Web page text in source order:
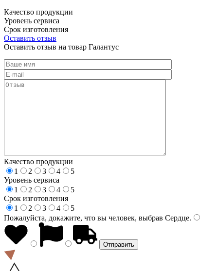
Качество продукции
Уровень сервиса
Срок изготовления
Оставить отзыв
Оставить отзыв на товар Галантус
Качество продукции
1
2 3 4
5
Уровень сервиса
1
2 3 4
5
Срок изготовления
1
2 3 4
5
Пожалуйста, докажите, что вы человек, выбрав Сердце.